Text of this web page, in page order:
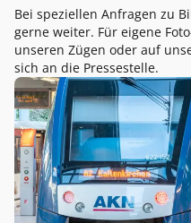
Bei speziellen Anfragen zu
gerne weiter. Für eigene
unseren Zügen oder auf
sich an die Pressestelle.